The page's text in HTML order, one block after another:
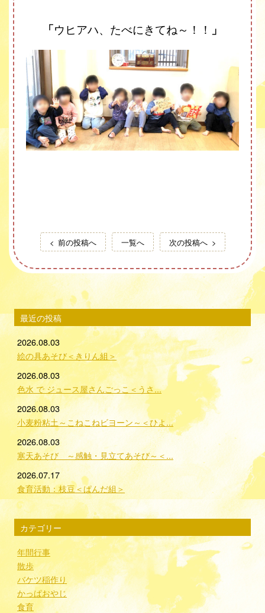
「ウヒアハ、たべにきてね～！！ 」
前の投稿へ 一覧へ 次の投稿へ
最近の投稿
2026.08.03
絵の具あそび＜きりん組＞
2026.08.03
色水 で ジュース屋さんごっこ＜うさ...
2026.08.03
小麦粉粘土～こねこねビヨーン～＜ひよ...
2026.08.03
寒天あそび ～感触・見立てあそび～＜...
2026.07.17
食育活動：枝豆＜ぱんだ組＞
カテゴリー
年間行事
散歩
バケツ稲作り
かっぱおやじ
食育